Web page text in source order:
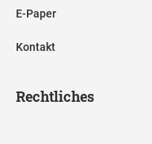
E-Paper
Kontakt
Rechtliches